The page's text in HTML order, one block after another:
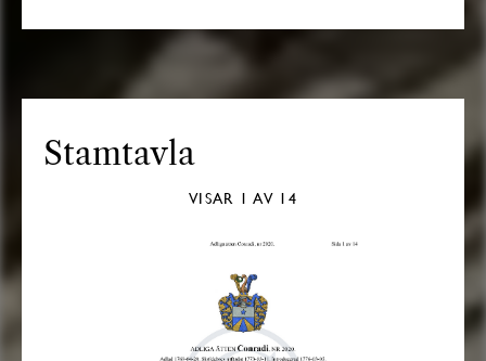
Stamtavla
VISAR 1 AV 14